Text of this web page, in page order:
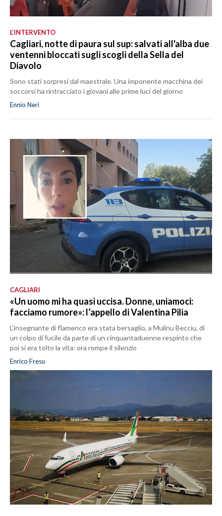
L’INTERVENTO
Cagliari, notte di paura sul sup: salvati all'alba due
ventenni bloccati sugli scogli della Sella del
Diavolo
Sono stati sorpresi dal maestrale. Una imponente macchina dei
soccorsi ha rintracciato i giovani alle prime luci del giorno
Ennio Neri
CAGLIARI
«Un uomo mi ha quasi uccisa. Donne, uniamoci:
facciamo rumore»: l’appello di Valentina Pilia
L’insegnante di flamenco era stata bersaglio, a Mulinu Becciu, di
un colpo di fucile da parte di un cinquantaduenne respinto che
poi si era tolto la vita: ora rompe il silenzio
Enrico Fresu